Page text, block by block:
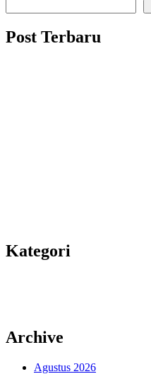
Post Terbaru
Kategori
Archive
Agustus 2026